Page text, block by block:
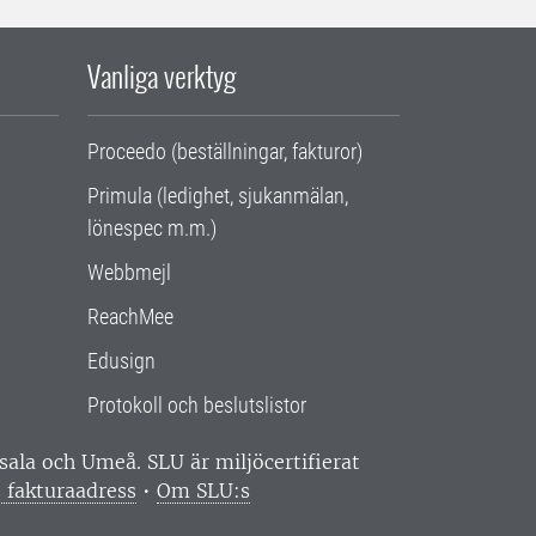
Vanliga verktyg
Proceedo (beställningar, fakturor)
Primula (ledighet, sjukanmälan,
lönespec m.m.)
Webbmejl
ReachMee
Edusign
Protokoll och beslutslistor
och Umeå. SLU är miljöcertifierat
fakturaadress • Om SLU:s